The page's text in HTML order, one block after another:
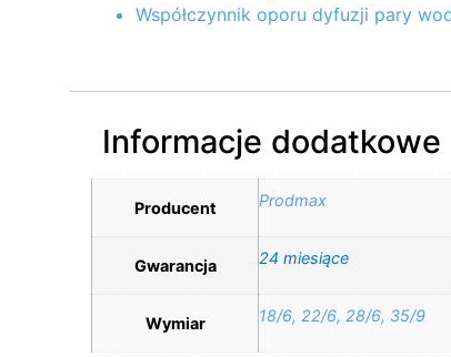
Współczynnik oporu dyfuzji pary
Informacje dodatkowe
Producent Prodmax
Gwarancja 24 miesiące
Wymiar 18/6, 22/6, 28/6, 35/9